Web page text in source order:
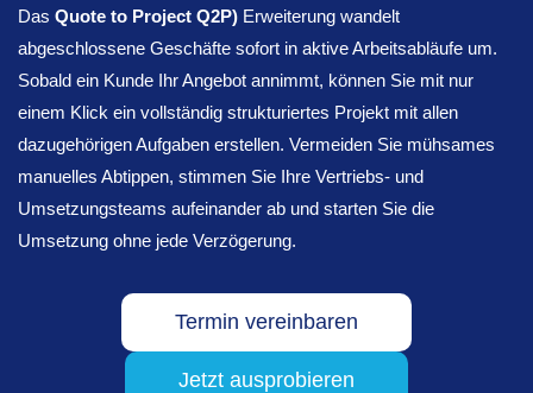
Das Quote to Project Q2P) Erweiterung wandelt
abgeschlossene Geschäfte sofort in aktive Arbeitsabläufe um.
Sobald ein Kunde Ihr Angebot annimmt, können Sie mit nur
einem Klick ein vollständig strukturiertes Projekt mit allen
dazugehörigen Aufgaben erstellen. Vermeiden Sie mühsames
manuelles Abtippen, stimmen Sie Ihre Vertriebs- und
Umsetzungsteams aufeinander ab und starten Sie die
Umsetzung ohne jede Verzögerung.
Termin vereinbaren
Jetzt ausprobieren